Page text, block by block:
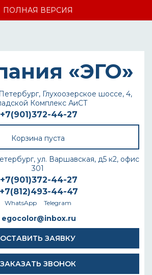
ПОЛНАЯ ВЕРСИЯ
Глухоозерское шоссе, 4,
Комплекс АиСТ
+7(901)372-44-27
Корзина пуста
ул. Варшавская, д5 к2, офис
301
+7(901)372-44-27
+7(812)493-44-47
WhatsApp Telegram
egocolor@inbox.ru
ОСТАВИТЬ ЗАЯВКУ
ЗАКАЗАТЬ ЗВОНОК